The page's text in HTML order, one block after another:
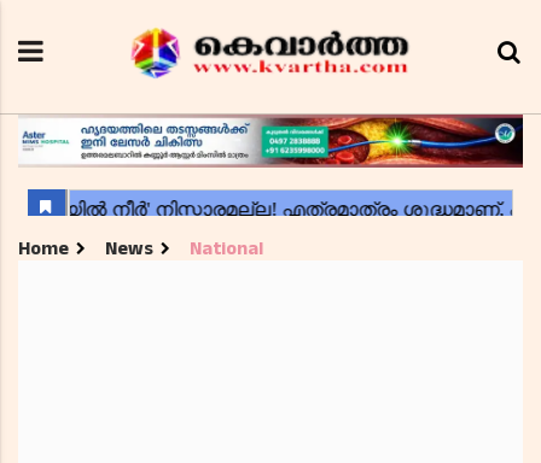
Home News National